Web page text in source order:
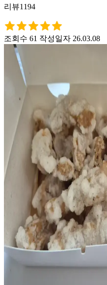
리뷰1194
조회수 61 작성일자 26.03.08